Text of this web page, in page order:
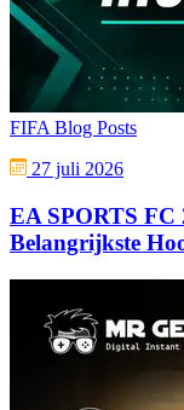
FIFA Blog Posts
27 juli 2026
EA SPORTS
Belangrijkste